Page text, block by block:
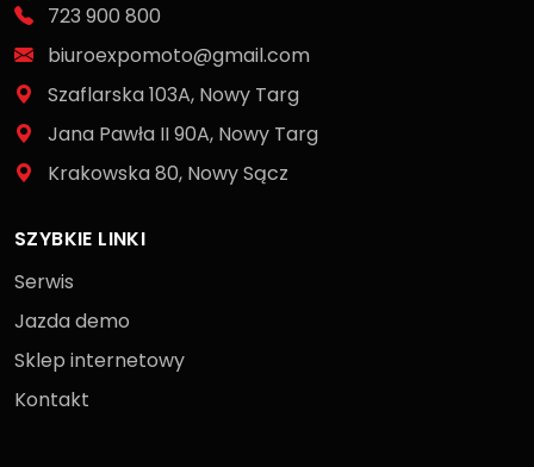
723 900 800
biuroexpomoto@gmail.com
Szaflarska 103A, Nowy Targ
Jana Pawła II 90A, Nowy Targ
Krakowska 80, Nowy Sącz
SZYBKIE LINKI
Serwis
Jazda demo
Sklep internetowy
Kontakt